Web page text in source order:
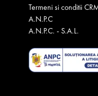
Termeni si conditii
A.N.P.C
A.N.P.C. - S.A.L.